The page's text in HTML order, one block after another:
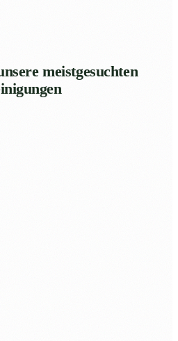
meistgesuchten